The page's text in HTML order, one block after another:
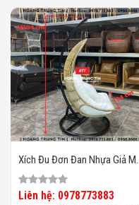
Xích Đu Đơn Đan Nhựa Giả
HTT001
Liên hệ: 0978773883